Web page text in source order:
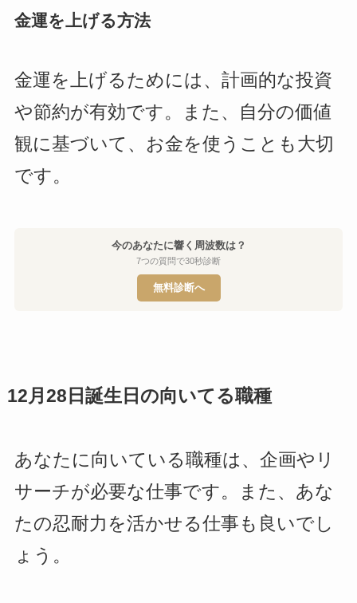
金運を上げる方法
金運を上げるためには、計画的な投資
や節約が有効です。また、自分の価値
観に基づいて、お金を使うことも大切
です。
今のあなたに響く周波数は？
7つの質問で30秒診断
無料診断へ
12月28日誕生日の向いてる職種
あなたに向いている職種は、企画やリ
サーチが必要な仕事です。また、あな
たの忍耐力を活かせる仕事も良いでし
ょう。